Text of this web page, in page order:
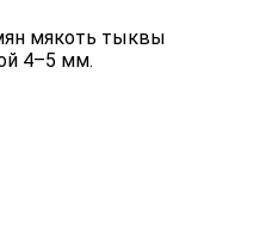
мякоть тыквы
4–5 мм.